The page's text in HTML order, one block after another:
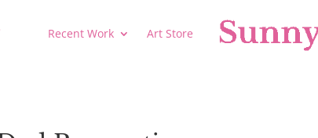
Recent Work Art Store